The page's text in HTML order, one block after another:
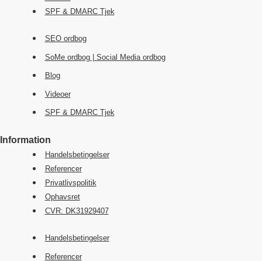
SPF & DMARC Tjek
SEO ordbog
SoMe ordbog | Social Media ordbog
Blog
Videoer
SPF & DMARC Tjek
Information
Handelsbetingelser
Referencer
Privatlivspolitik
Ophavsret
CVR: DK31929407
Handelsbetingelser
Referencer